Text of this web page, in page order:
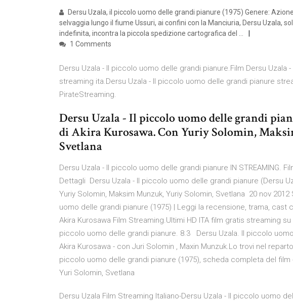
Dersu Uzala, il piccolo uomo delle grandi pianure (1975) Genere:
selvaggia lungo il fiume Ussuri, ai confini con la Manciuria, Dersu Uzala,
indefinita, incontra la piccola spedizione cartografica del …
1 Comments
Dersu Uzala - Il piccolo uomo delle grandi pianure.Film Dersu Uzala
streaming ita.Dersu Uzala - Il piccolo uomo delle grandi pianure
PirateStreaming.
Dersu Uzala - Il piccolo uomo delle grandi
di Akira Kurosawa. Con Yuriy Solomin,
Svetlana
Dersu Uzala - Il piccolo uomo delle grandi pianure IN STREAMING.
Dettagli Dersu Uzala - Il piccolo uomo delle grandi pianure (Dersu
Yuriy Solomin, Maksim Munzuk, Yuriy Solomin, Svetlana 20 nov
uomo delle grandi pianure (1975) | Leggi la recensione, trama, cast
Akira Kurosawa Film Streaming.Ultimi HD ITA film gratis streaming
piccolo uomo delle grandi pianure. 8.3 Dersu Uzala. Il piccolo
Akira Kurosawa - con Juri Solomin , Maxin Munzuk.Lo trovi nel
piccolo uomo delle grandi pianure (1975), scheda completa del film
Yuri Solomin, Svetlana
Dersu Uzala Film Streaming Italiano-Dersu Uzala - Il piccolo uomo